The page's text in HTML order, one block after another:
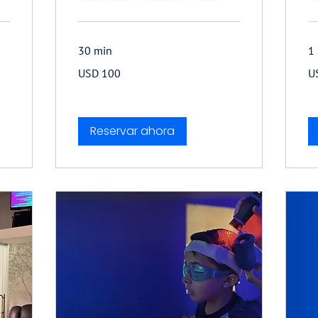
30 min
dólares
USD 100
Reservar ahora
1